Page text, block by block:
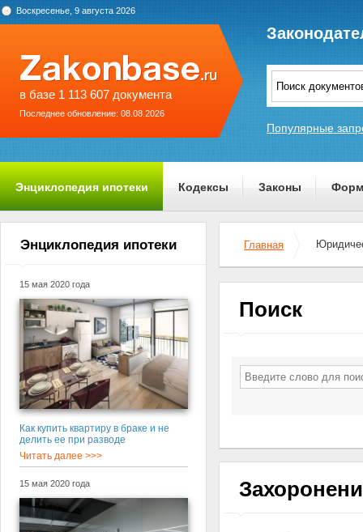
Воскресенье, 9 августа 2026
в базе 1 113 607 документа
Последнее обновление: 08.08.2026
Популярные
Энциклопедия ипотеки Кодексы Законы
О проекте
Энциклопедия ипотеки
15 мая 2020 года
Как купить квартиру в браке и не
делить ее при разводе
Читать далее >>>
15 мая 2020 года
Главная
Поиск